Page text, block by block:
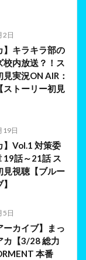
2日
】キラキラ部の
校内放送？！ス
見実況ON AIR：
ストーリー初見
19日
】Vol.1 対策委
19話～21話 ス
見視聴【ブルー
5日
ーカイブ】まっ
カ【3/28 総力
本番